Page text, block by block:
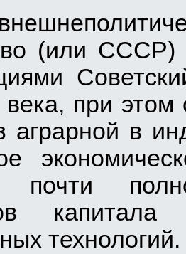
(или
при этом
аграрной в
почти
технологий.